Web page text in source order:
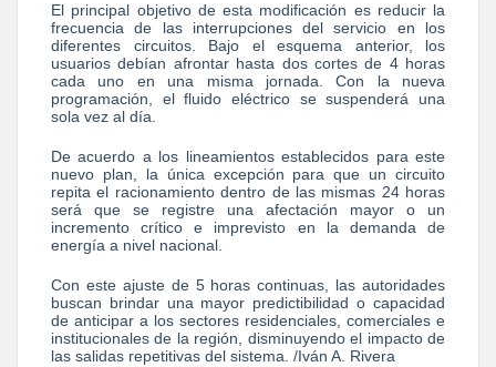
El principal objetivo de esta modificación es reducir la
frecuencia de las interrupciones del servicio en los
diferentes circuitos. Bajo el esquema anterior, los
usuarios debían afrontar hasta dos cortes de 4 horas
cada uno en una misma jornada. Con la nueva
programación, el fluido eléctrico se suspenderá una
sola vez al día.
De acuerdo a los lineamientos establecidos para este
nuevo plan, la única excepción para que un circuito
repita el racionamiento dentro de las mismas 24 horas
será que se registre una afectación mayor o un
incremento crítico e imprevisto en la demanda de
energía a nivel nacional.
Con este ajuste de 5 horas continuas, las autoridades
buscan brindar una mayor predictibilidad o capacidad
de anticipar a los sectores residenciales, comerciales e
institucionales de la región, disminuyendo el impacto de
las salidas repetitivas del sistema. /Iván A. Rivera